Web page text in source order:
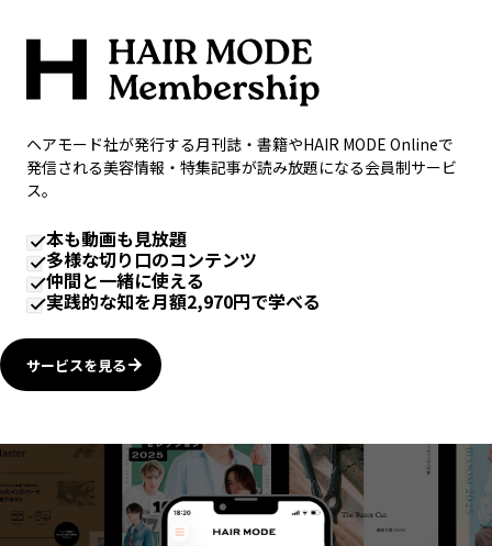
ヘアモード社が発行する月刊誌・書籍やHAIR MODE Onlineで
発信される美容情報・特集記事が読み放題になる会員制サービ
ス。
本も動画も見放題
多様な切り口のコンテンツ
仲間と一緒に使える
実践的な知を月額2,970円で学べる
サービスを見る